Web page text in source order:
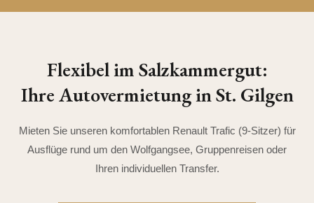
Flexibel im Salzkammergut:
Ihre Autovermietung in St. Gilgen
Mieten Sie unseren komfortablen Renault Trafic (9-Sitzer) für
Ausflüge rund um den Wolfgangsee, Gruppenreisen oder
Ihren individuellen Transfer.